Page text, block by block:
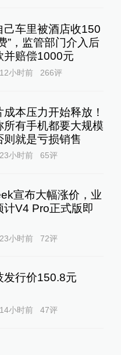
己车里被酒店收150
”，监管部门介入后
并赔偿1000元
12小时前 266评
本压力开始释放！
所有手机都要大规模
则就是亏损销售
23小时前 65评
宣布大幅涨价，业
计V4 Pro正式版即
23小时前 72评
发行价150.8元
14小时前 47评